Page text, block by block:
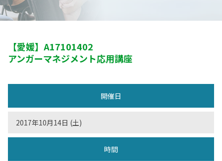
【愛媛】 A17101402
アンガーマネジメント応用講座
開催日
2017年10月14日 (土)
時間